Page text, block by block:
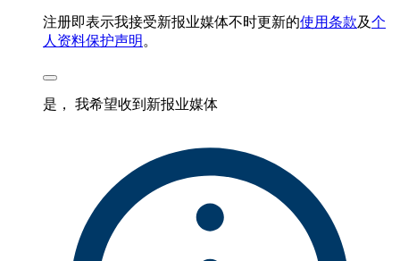
注册即表示我接受新报业媒体不时更新的使用条款及个
人资料保护声明 。
是， 我希望收到新报业媒体